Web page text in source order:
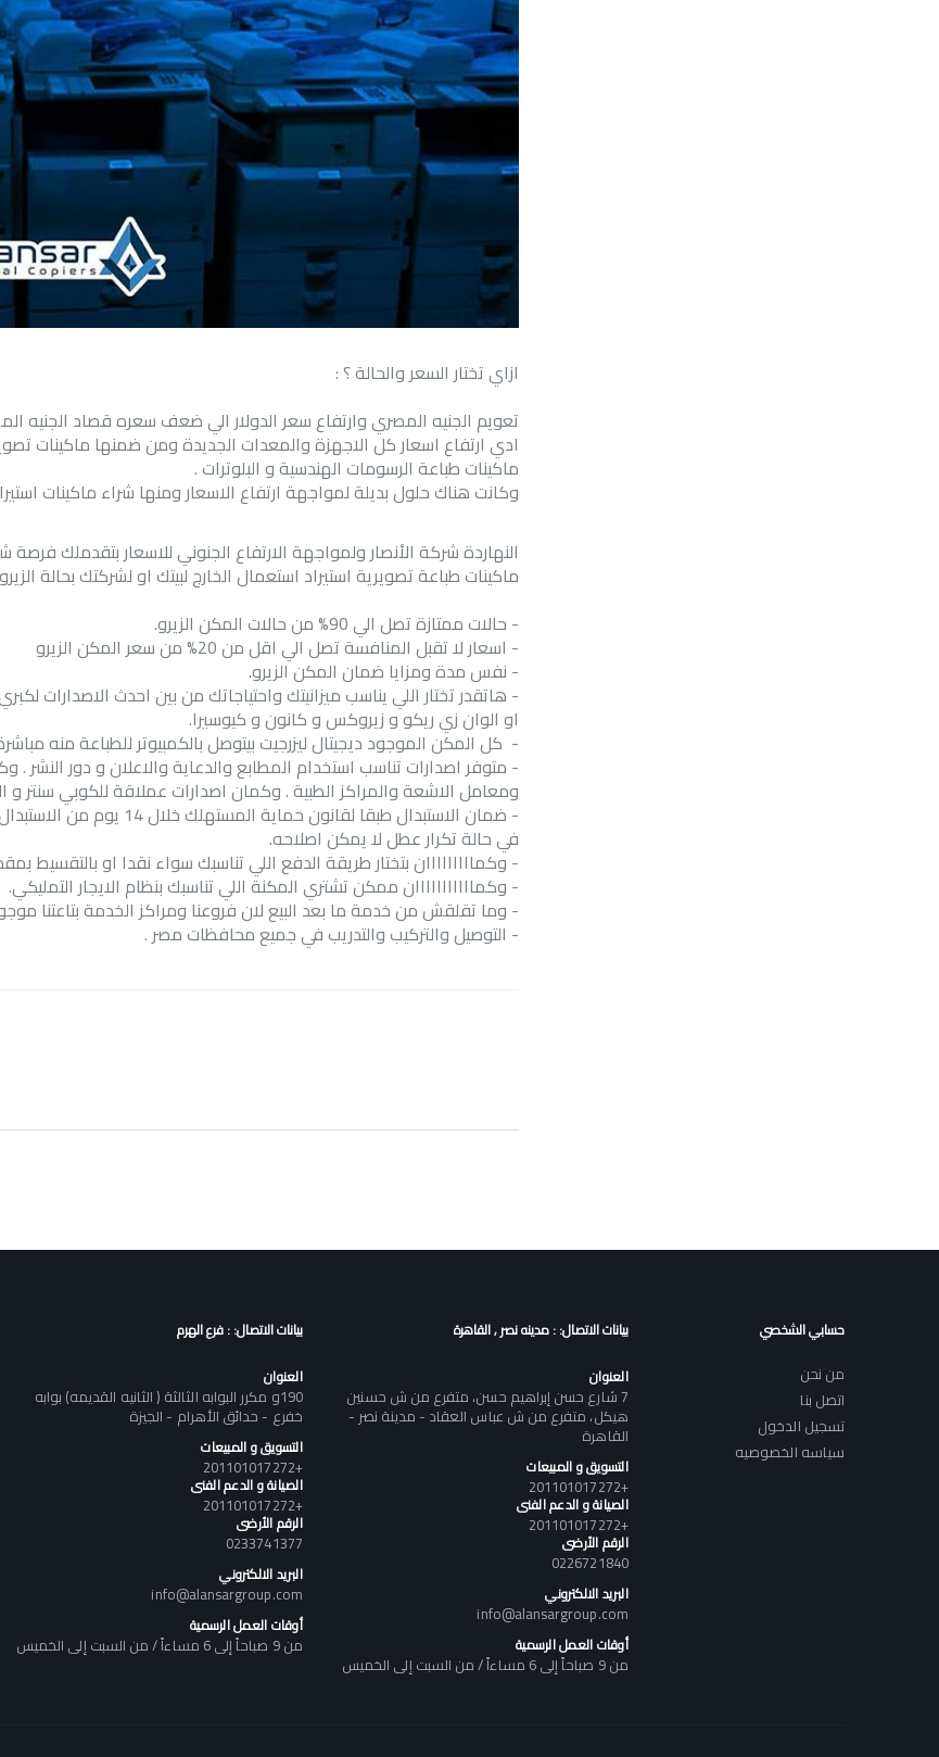
ازاي تختار السعر والحالة ؟ :
ادي ارتفاع اسعار كل الاجهزة والمعدات الجديدة ومن ضمنها ماكينات
ماكينات طباعة الرسومات الهندسية و البلوترات.
وكانت هناك حلول بديلة لمواجهة ارتفاع الاسعار ومنها شراء ماكينات
النهاردة شركة الأنصار ولمواجهة الارتفاع الجنوني للاسعار بتقدملك
ماكينات طباعة تصويرية استيراد استعمال الخارج لبيتك او لشركتك بحالة الزيرو
- حالات ممتازة تصل الي 90% من حالات المكن الزيرو .
- اسعار لا تقبل المنافسة تصل الي اقل من 20% من سعر المكن الزيرو
- نفس مدة ومزايا ضمان المكن الزيرو.
-هاتقدر تختار اللي يناسب ميزانيتك واحتياجاتك من بين احدث الاصدارات
او الوان زي ريكو و زيروكس و كانون و كيوسيرا.
- كل المكن الموجود ديجيتال ليزرجيت بيتوصل بالكمبيوتر للطباعة منه
- متوفر اصدارات تناسب استخدام المطابع والدعاية والاعلان و دور
ومعامل الاشعة والمراكز الطبية . وكمان اصدارات عملاقة للكوبي سنتر و
- ضمان الاستبدال طبقا
في حالة تكرار عطل لا يمكن اصلاحه.
- وكمااااااااان بتختار طريقة الدفع اللي تناسبك سواء نقدا او بالتقسيط
- وكمااااااااااان ممكن تشتري المكنة اللي تناسبك بنظام الايجار التمليكي.
- وما تقلقش من خدمة ما بعد البيع لان فروعنا ومراكز الخدمة بتاعتنا
- التوصيل والتركيب والتدريب في جميع محافظات مصر .
حسابي الشخصي
من نحن
اتصل بنا
تسجيل الدخول
سياسه الخصوصيه
بيانات الاتصال: : مدينه نصر , القاهرة
العنوان
7 شارع حسن إبراهيم حسن، متفرع من ش حسنين
هيكل، متفرع من ش عباس العقاد - مدينة نصر -
القاهرة
التسويق و المبيعات
+201101017272
الصيانة و الدعم الفنى
+201101017272
الرقم الأرضى
0226721840
البريد الالكتروني
info@alansargroup.com
أوقات العمل الرسمية
من 9 صباحاً إلى 6 مساءاً / من السبت إلى الخميس
بيانات الاتصال: : فرع الهرم
العنوان
190و مكرر البوابه الثالثة ( الثانيه القديمه) بوابه
خفرع - حدائق الأهرام - الجيزة
التسويق و المبيعات
+201101017272
الصيانة و الدعم الفنى
+201101017272
الرقم الأرضى
0233741377
البريد الالكتروني
info@alansargroup.com
أوقات العمل الرسمية
من 9 صباحاً إلى 6 مساءاً / من السبت إلى الخميس